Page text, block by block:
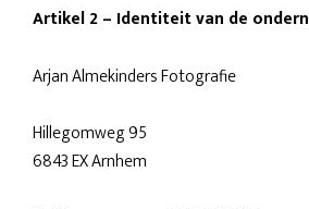
Artikel 2 – Identiteit van de
Arjan Almekinders Fotografie
Hillegomweg 95
6843 EX Arnhem